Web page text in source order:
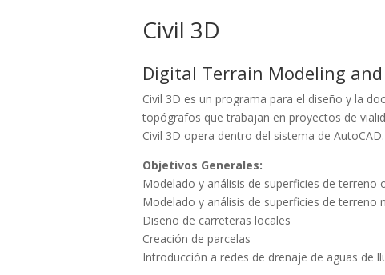
Civil 3D
Digital Terrain Modeling
Civil 3D es un programa para el diseño y la
topógrafos que trabajan en proyectos de
Civil 3D opera dentro del sistema de AutoCAD.
Objetivos Generales:
Modelado y análisis de superficies de terreno
Modelado y análisis de superficies de terreno
Diseño de carreteras locales
Creación de parcelas
Introducción a redes de drenaje de aguas de